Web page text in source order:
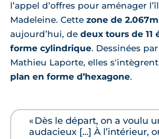
l’appel d’offres pour aménager
Madeleine. Cette zone de
aujourd’hui, de deux tours de 11
forme cylindrique. Dessinées
Mathieu Laporte, elles
plan en forme d’hexagone.
« Dès le départ, on a voulu
audacieux [...] À l’intérieur,